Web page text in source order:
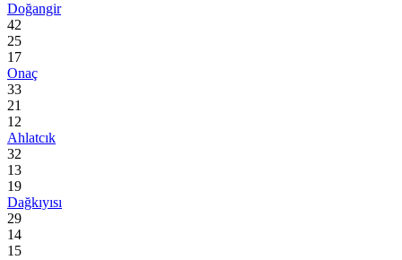
Doğangir
42
25
17
Onaç
33
21
12
Ahlatcık
32
13
19
Dağkıyısı
29
14
15